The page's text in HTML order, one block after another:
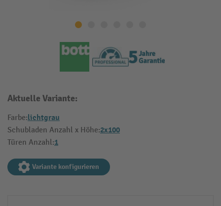
Aktuelle Variante:
Farbe:lichtgrau
Schubladen Anzahl x Höhe:2x100
Türen Anzahl:1
Variante konfigurieren